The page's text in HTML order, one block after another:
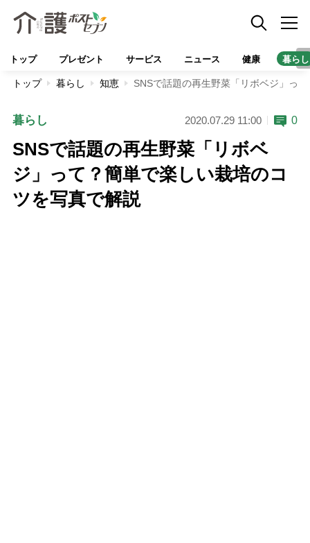
トップ プレゼント サービス ニュース 健康 暮らし
トップ 暮らし 知恵 SNSで話題の再生野菜「リボベジ」っ
暮らし 2020.07.29 11:00 0
SNSで話題の再生野菜「リボベ
ジ」って？簡単で楽しい栽培のコ
ツを写真で解説